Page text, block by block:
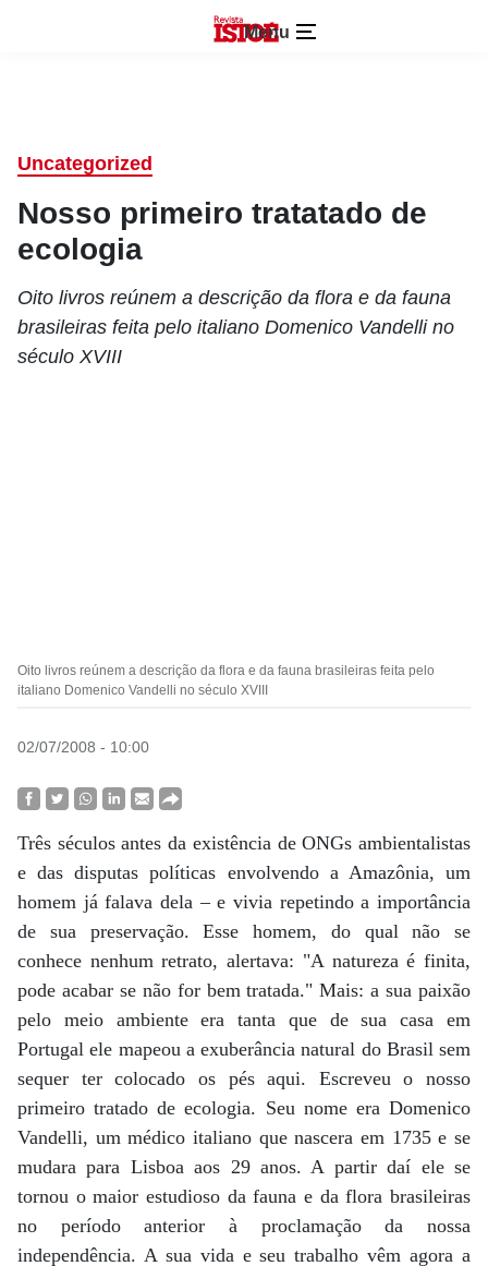
Menu
Uncategorized
Nosso primeiro tratatado de
ecologia
Oito livros reúnem a descrição da flora e da fauna
brasileiras feita pelo italiano Domenico Vandelli no
século XVIII
Oito livros reúnem a descrição da flora e da fauna brasileiras feita pelo
italiano Domenico Vandelli no século XVIII
02/07/2008 - 10:00
Três séculos antes da existência de ONGs ambientalistas
e das disputas políticas envolvendo a Amazônia, um
homem já falava dela – e vivia repetindo a importância
de sua preservação. Esse homem, do qual não se
conhece nenhum retrato, alertava: "A natureza é finita,
pode acabar se não for bem tratada." Mais: a sua paixão
pelo meio ambiente era tanta que de sua casa em
Portugal ele mapeou a exuberância natural do Brasil sem
sequer ter colocado os pés aqui. Escreveu o nosso
primeiro tratado de ecologia. Seu nome era Domenico
Vandelli, um médico italiano que nascera em 1735 e se
mudara para Lisboa aos 29 anos. A partir daí ele se
tornou o maior estudioso da fauna e da flora brasileiras
no período anterior à proclamação da nossa
independência. A sua vida e seu trabalho vêm agora a